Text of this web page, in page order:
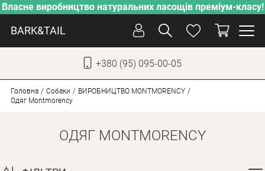
Власне виробництво натуральних ласощів преміум-класу!
BARK&TAIL
+380 (95) 095-00-05
ПІКЛУВАННЯ
Головна Собаки
ВИРОБНИЦТВО MONTMORENCY
Одяг Montmorency
ОДЯГ MONTMORENCY